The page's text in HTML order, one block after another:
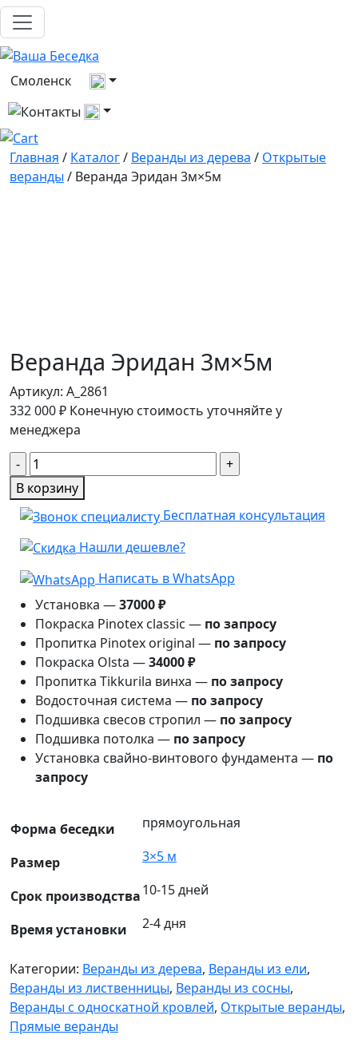
Смоленск
Выберите город
Все контакты
Главная / Каталог/ Веранды из дерева / Открытые
веранды / Веранда Эридан 3м×5м
Веранда Эридан 3м×5м
Артикул: A_2861
332 000₽ Конечную стоимость уточняйте у
менеджера
Количество
товара
Веранда
Эридан
3м×5м
В корзину
Бесплатная консультация
Нашли дешевле?
Написать в WhatsApp
Установка —37000 ₽
Покраска Pinotex classic — по запросу
Пропитка Pinotex original — по запросу
Покраска Olsta —34000 ₽
Пропитка Tikkurila винха — по запросу
Водосточная система — по запросу
Подшивка свесов стропил — по запросу
Подшивка потолка — по запросу
Установка свайно-винтового фундамента — по
запросу
Форма беседки прямоугольная
Размер 3×5 м
Срок производства10-15 дней
Время установки 2-4 дня
Категории: Веранды из дерева, Веранды из ели,
Веранды из лиственницы, Веранды из сосны,
Веранды с односкатной кровлей, Открытые веранды,
Прямые веранды